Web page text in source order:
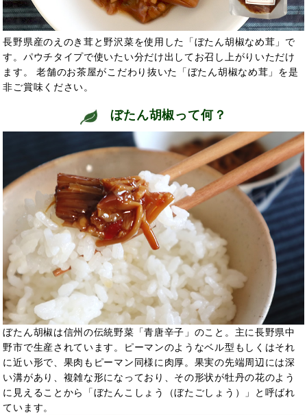
長野県産のえのき茸と野沢菜を使用した「ぼたん胡椒なめ茸」で
す。パウチタイプで使いたい分だけ出してお召し上がりいただけ
ます。 老舗のお茶屋がこだわり抜いた「ぼたん胡椒なめ茸」を是
非ご賞味ください。
ぼたん胡椒って何？
ぼたん胡椒は信州の伝統野菜「青唐辛子」のこと。主に長野県中
野市で生産されています。ピーマンのようなベル型もしくはそれ
に近い形で、果肉もピーマン同様に肉厚。果実の先端周辺には深
い溝があり、複雑な形になっており、その形状が牡丹の花のよう
に見えることから「ぼたんこしょう（ぼたごしょう）」と呼ばれ
ています。